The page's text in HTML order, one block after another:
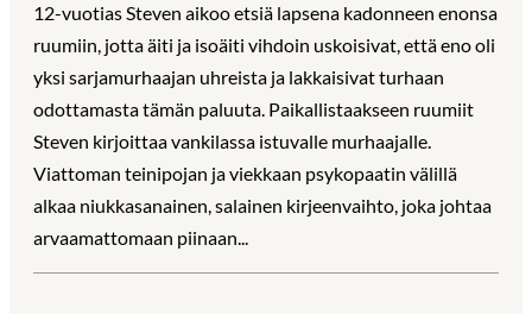
12-vuotias Steven aikoo etsiä lapsena kadonneen enonsa
ruumiin, jotta äiti ja isoäiti vihdoin uskoisivat, että eno oli
yksi sarjamurhaajan uhreista ja lakkaisivat turhaan
odottamasta tämän paluuta. Paikallistaakseen ruumiit
Steven kirjoittaa vankilassa istuvalle murhaajalle.
Viattoman teinipojan ja viekkaan psykopaatin välillä
alkaa niukkasanainen, salainen kirjeenvaihto, joka johtaa
arvaamattomaan piinaan...